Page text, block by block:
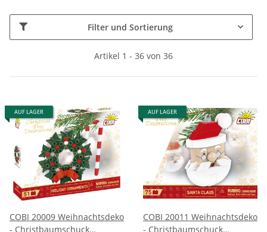
Filter und Sortierung
Artikel 1 - 36 von 36
AUF LAGER
COBI 20009 Weihnachtsdeko
- Christbaumschuck
AUF LAGER
COBI 20011 Weihnachtsdeko
- Christbaumschuck